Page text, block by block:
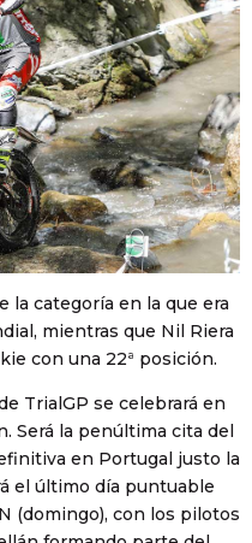
la categoría en la que era
mientras que Nil Riera
con una 22ª posición.
TrialGP se celebrará en
Será la penúltima cita del
en Portugal justo la
el último día puntuable
(domingo), con los pilotos